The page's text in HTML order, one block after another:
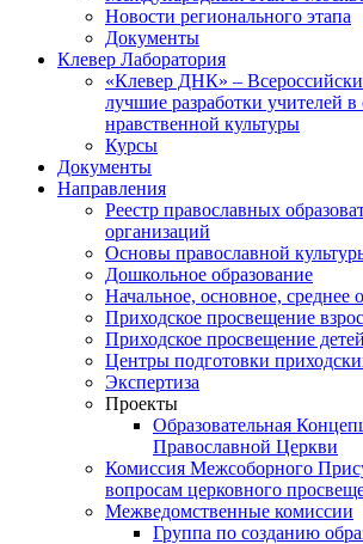
Новости регионального этапа
Документы
Клевер Лаборатория
«Клевер ДНК» –
лучшие разработки учителей в
нравственной культуры
Курсы
Документы
Направления
Реестр православных
организаций
Основы православной
Дошкольное образование
Начальное, основное, среднее
Приходское просвещение
Приходское просвещение детей
Центры подготовки
Экспертиза
Проекты
Образовательная
Православной Церкви
Комиссия Межсоборного
вопросам церковного
Межведомственные комиссии
Группа по созданию